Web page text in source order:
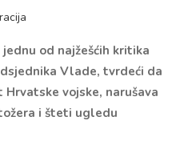
od najžešćih kritika
Vlade, tvrdeći da
vojske, narušava
i šteti ugledu